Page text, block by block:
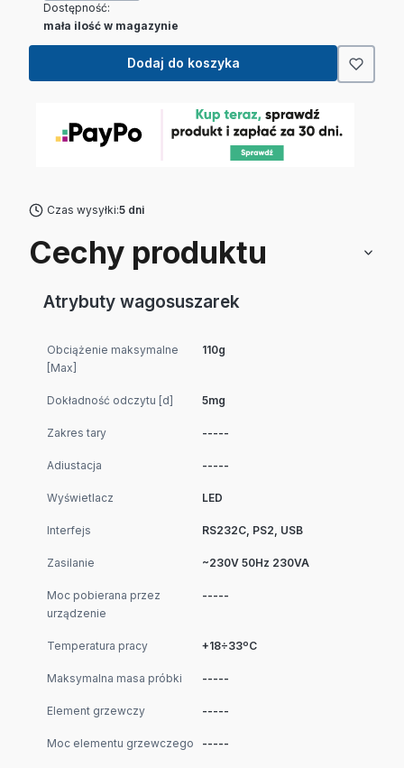
Dostępność:
mała ilość w magazynie
Dodaj do koszyka
Czas wysyłki:5 dni
Cechy produktu
Atrybuty wagosuszarek
Obciążenie maksymalne
[Max]
110g
Dokładność odczytu [d] 5mg
Zakres tary -----
Adiustacja -----
Wyświetlacz LED
Interfejs RS232C, PS2, USB
Zasilanie ~230V 50Hz 230VA
Moc pobierana przez
urządzenie
-----
Temperatura pracy +18÷33ºC
Maksymalna masa próbki -----
Element grzewczy -----
Moc elementu grzewczego -----